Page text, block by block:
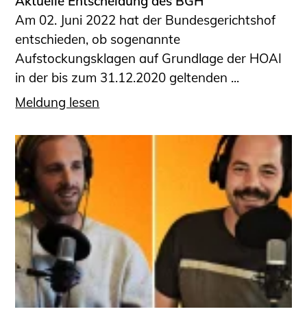
Am 02. Juni 2022 hat der Bundesgerichtshof
entschieden, ob sogenannte
Aufstockungsklagen auf Grundlage der HOAI
in der bis zum 31.12.2020 geltenden ...
Meldung lesen